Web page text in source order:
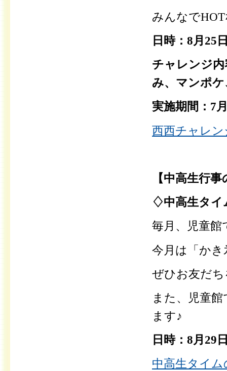
みんなで
日時：8月25
チャレンジ
み、マンポ
実施期間：7
西西チャレン
【中高生行
♢中高生タ
毎月、児童
今月は「かき
ぜひお友だ
また、児童
ます♪
日時：8月29
中高生タイム